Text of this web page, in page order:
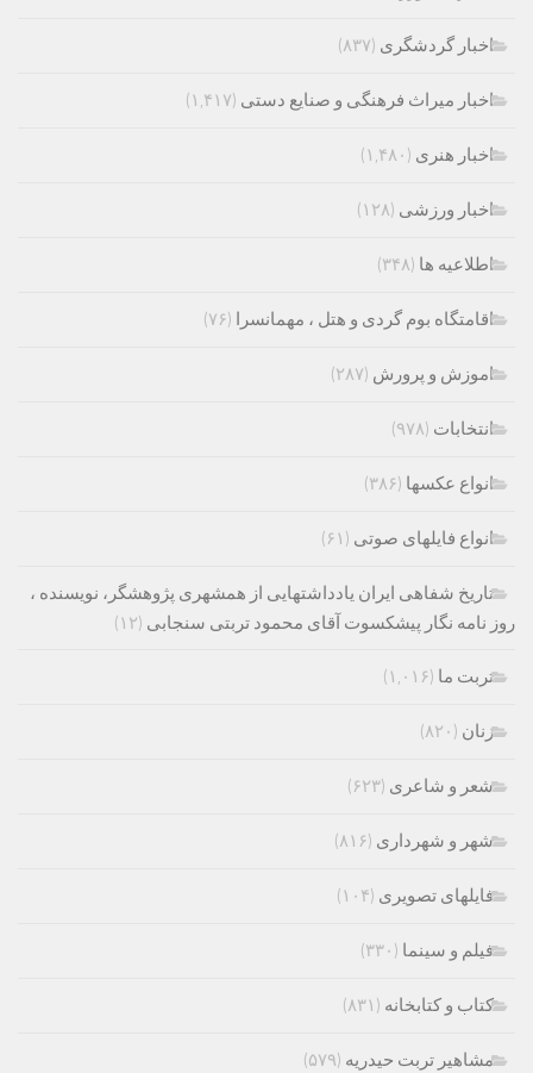
اخبار گردشگری (۸۳۷)
اخبار میراث فرهنگی و صنایع دستی (۱,۴۱۷)
اخبار هنری (۱,۴۸۰)
اخبار ورزشی (۱۲۸)
اطلاعیه ها (۳۴۸)
اقامتگاه بوم گردی و هتل ، مهمانسرا (۷۶)
اموزش و پرورش (۲۸۷)
انتخابات (۹۷۸)
انواع عکسها (۳۸۶)
انواع فایلهای صوتی (۶۱)
تاریخ شفاهی ایران یادداشتهایی از همشهری پژوهشگر، نویسنده ،
روز نامه نگار پیشکسوت آقای محمود تربتی سنجابی (۱۲)
تربت ما (۱,۰۱۶)
زنان (۸۲۰)
شعر و شاعری (۶۲۳)
شهر و شهرداری (۸۱۶)
فایلهای تصویری (۱۰۴)
فیلم و سینما (۳۳۰)
کتاب و کتابخانه (۸۳۱)
مشاهیر تربت حیدریه (۵۷۹)